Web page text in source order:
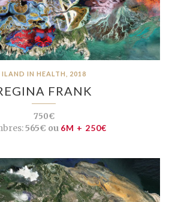
ILAND IN HEALTH, 2018
FRANK
750€
565€ ou 6M + 250€